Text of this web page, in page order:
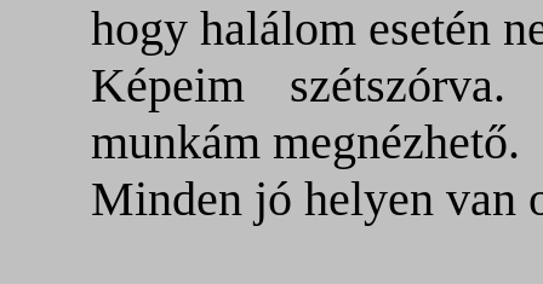
hogyhalálom esetén
Képeim
munkám megnézhető.
Minden jó helyen van